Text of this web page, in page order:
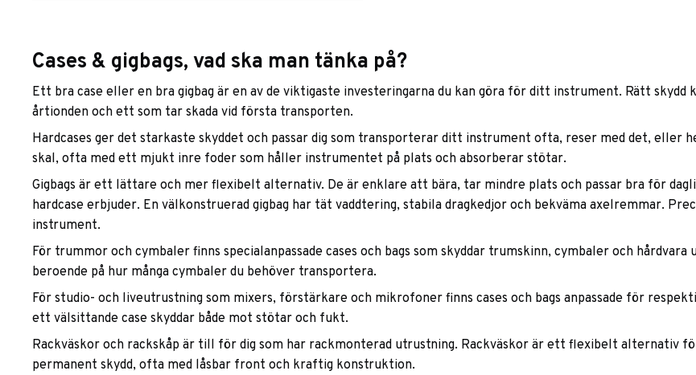
Cases & gigbags, vad ska man tänka på?
Ett bra case eller en bra gigbag är en av de viktigaste investeringarna du kan göra för ditt instrument. Rätt
årtionden och ett som tar skada vid första transporten.
Hardcases ger det starkaste skyddet och passar dig som transporterar ditt instrument ofta, reser med det,
skal, ofta med ett mjukt inre foder som håller instrumentet på plats och absorberar stötar.
Gigbags är ett lättare och mer flexibelt alternativ. De är enklare att bära, tar mindre plats och passar bra för
hardcase erbjuder. En välkonstruerad gigbag har tät vaddtering, stabila dragkedjor och bekväma axelremmar.
instrument.
För trummor och cymbaler finns specialanpassade cases och bags som skyddar trumskinn, cymbaler och
beroende på hur många cymbaler du behöver transportera.
För studio- och liveutrustning som mixers, förstärkare och mikrofoner finns cases och bags anpassade för
ett välsittande case skyddar både mot stötar och fukt.
Rackväskor och rackskåp är till för dig som har rackmonterad utrustning. Rackväskor är ett flexibelt alternativ
permanent skydd, ofta med låsbar front och kraftig konstruktion.